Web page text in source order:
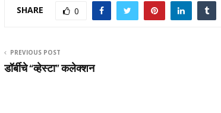
SHARE 0
PREVIOUS POST
डॉर्बीचे “व्हेस्टा” कलेक्शन